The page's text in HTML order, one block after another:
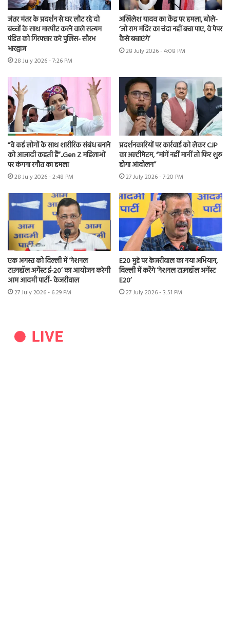
जंतर मंतर के प्रदर्शन से घर लौट रहे दो
बच्चों के साथ मारपीट करने वाले सत्यम
पंडित को गिरफ्तार करे पुलिस- सौरभ
भारद्वाज
28 July 2026 - 7:26 PM
अखिलेश यादव का केंद्र पर हमला, बोले-
‘जो राम मंदिर का चंदा नहीं बचा पाए, वे पेपर
कैसे बचाएंगे’
28 July 2026 - 4:08 PM
“वे कई लोगों के साथ शारीरिक संबंध बनाने
को आजादी कहती हैं”..Gen Z महिलाओं
पर कंगना रनौत का हमला
28 July 2026 - 2:48 PM
प्रदर्शनकारियों पर कार्रवाई को लेकर CJP
का अल्टीमेटम, “मांगें नहीं मानीं तो फिर शुरू
होगा आंदोलन”
27 July 2026 - 7:20 PM
एक अगस्त को दिल्ली में ‘नेशनल
टाउनहॉल अगेंस्ट ई-20’ का आयोजन करेगी
आम आदमी पार्टी- केजरीवाल
27 July 2026 - 6:29 PM
E20 मुद्दे पर केजरीवाल का नया अभियान,
दिल्ली में करेंगे ‘नेशनल टाउनहॉल अगेंस्ट
E20’
27 July 2026 - 3:51 PM